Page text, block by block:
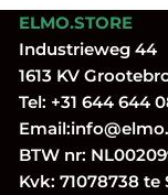
ELMO.STORE
Industrieweg 44
1613 KV
Tel: +31 644 644
Email:
BTW nr:
Kvk: 71078738 te